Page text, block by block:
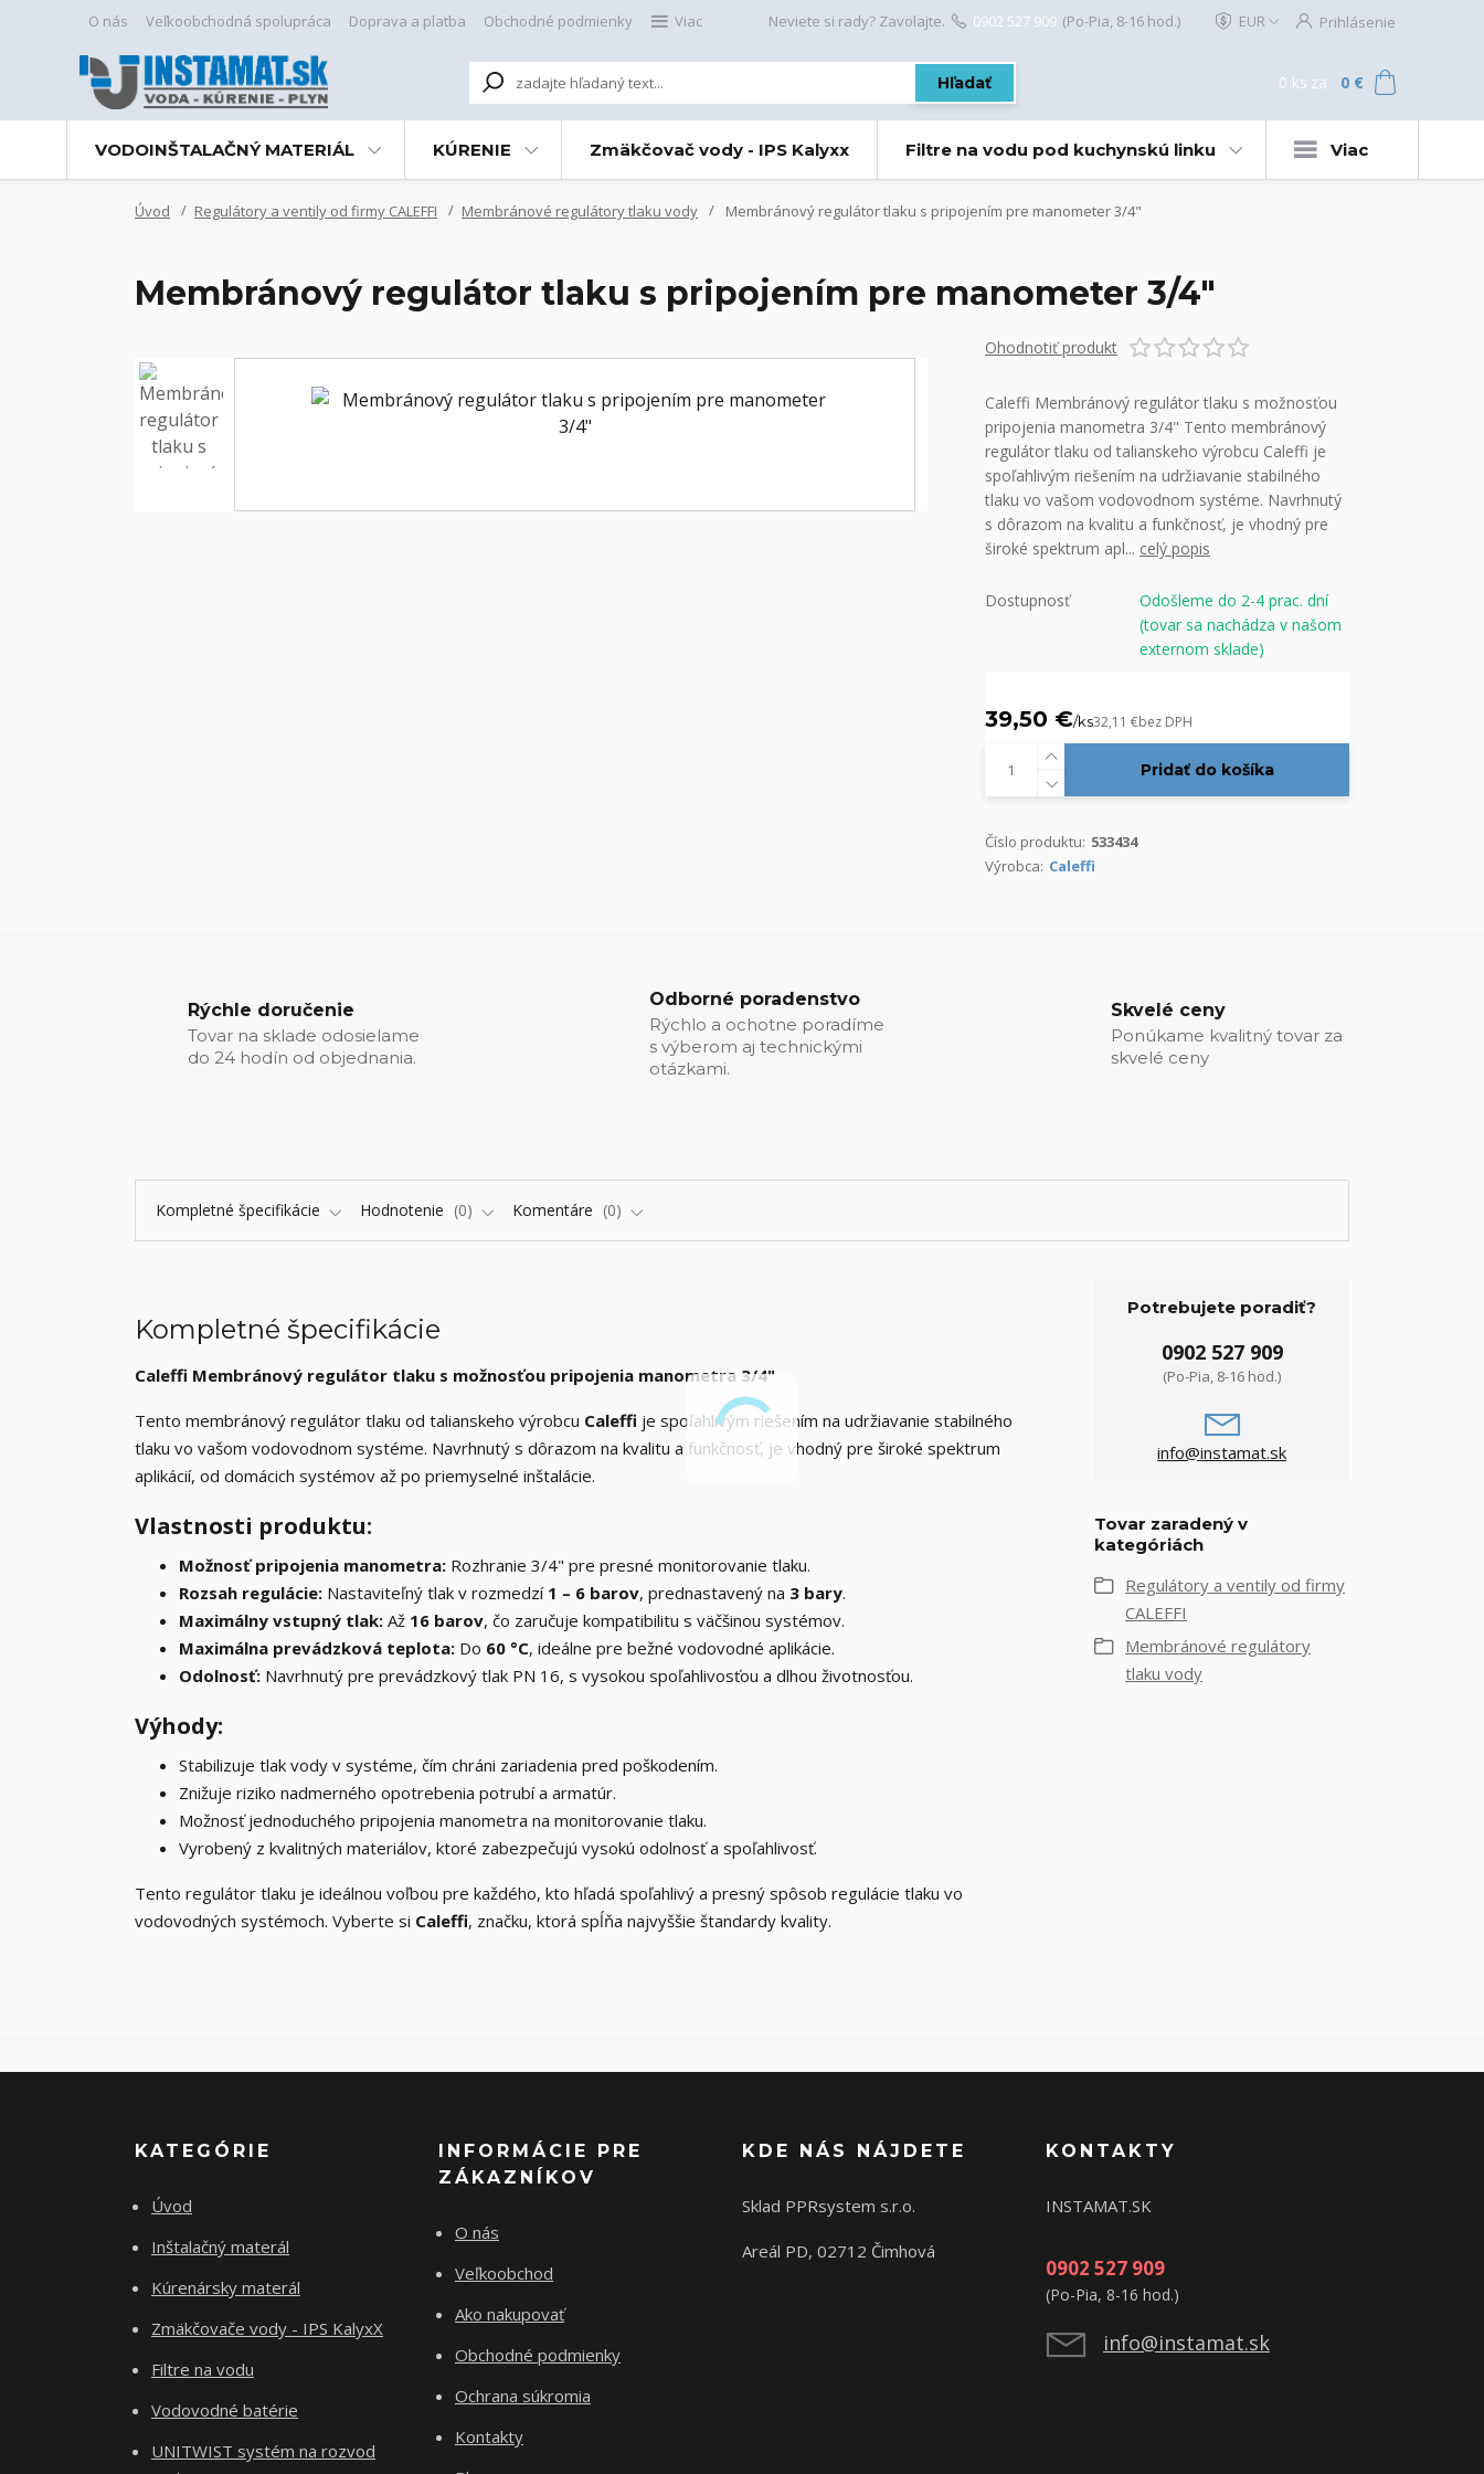
O nás Veľkoobchodná spolupráca Doprava a platba Obchodné podmienky Viac EUR Prihlásenie
Hľadať
Neviete si rady? Zavolajte. 0902 527 909 (Po-Pia, 8-16 hod.)
0 ks za 0 €
VODOINŠTALAČNÝ MATERIÁL KÚRENIE Zmäkčovač vody - IPS Kalyxx Filtre na vodu pod kuchynskú linku Viac
Úvod Regulátory a ventily od firmy CALEFFI Membránové regulátory tlaku vody Membránový regulátor tlaku s pripojením pre manometer 3/4"
Membránový regulátor tlaku s pripojením pre manometer 3/4"
Ohodnotiť produkt
Caleffi Membránový regulátor tlaku s možnosťou
pripojenia manometra 3/4" Tento membránový
regulátor tlaku od talianskeho výrobcu Caleffi je
spoľahlivým riešením na udržiavanie stabilného
tlaku vo vašom vodovodnom systéme. Navrhnutý
s dôrazom na kvalitu a funkčnosť, je vhodný pre
široké spektrum apl... celý popis
Dostupnosť
Odošleme do 2-4 prac. dní
(tovar sa nachádza v našom
externom sklade)
39,50 €/ks32,11 €bez DPH
Pridať do košíka
Číslo produktu: 533434
Výrobca: Caleffi
Rýchle doručenie
Tovar na sklade odosielame
do 24 hodín od objednania.
Odborné poradenstvo
Rýchlo a ochotne poradíme
s výberom aj technickými
otázkami.
Skvelé ceny
Ponúkame kvalitný tovar za
skvelé ceny
Kompletné špecifikácie Hodnotenie 0 Komentáre 0
Kompletné špecifikácie
Caleffi Membránový regulátor tlaku s možnosťou pripojenia manometra 3/4"
Tento membránový regulátor tlaku od talianskeho výrobcu Caleffi je spoľahlivým riešením na udržiavanie stabilného
tlaku vo vašom vodovodnom systéme. Navrhnutý s dôrazom na kvalitu a funkčnosť, je vhodný pre široké spektrum
aplikácií, od domácich systémov až po priemyselné inštalácie.
Vlastnosti produktu:
Možnosť pripojenia manometra: Rozhranie 3/4" pre presné monitorovanie tlaku.
Rozsah regulácie: Nastaviteľný tlak v rozmedzí 1 – 6 barov, prednastavený na 3 bary.
Maximálny vstupný tlak: Až 16 barov, čo zaručuje kompatibilitu s väčšinou systémov.
Maximálna prevádzková teplota: Do 60 °C, ideálne pre bežné vodovodné aplikácie.
Odolnosť: Navrhnutý pre prevádzkový tlak PN 16, s vysokou spoľahlivosťou a dlhou životnosťou.
Výhody:
Stabilizuje tlak vody v systéme, čím chráni zariadenia pred poškodením.
Znižuje riziko nadmerného opotrebenia potrubí a armatúr.
Možnosť jednoduchého pripojenia manometra na monitorovanie tlaku.
Vyrobený z kvalitných materiálov, ktoré zabezpečujú vysokú odolnosť a spoľahlivosť.
Tento regulátor tlaku je ideálnou voľbou pre každého, kto hľadá spoľahlivý a presný spôsob regulácie tlaku vo
vodovodných systémoch. Vyberte si Caleffi, značku, ktorá spĺňa najvyššie štandardy kvality.
Potrebujete poradiť?
0902 527 909
(Po-Pia, 8-16 hod.)
info@instamat.sk
Tovar zaradený v
kategóriách
Regulátory a ventily od firmy
CALEFFI
Membránové regulátory
tlaku vody
KATEGÓRIE
Úvod
Inštalačný materál
Kúrenársky materál
Zmäkčovače vody - IPS KalyxX
Filtre na vodu
Vodovodné batérie
UNITWIST systém na rozvod
INFORMÁCIE PRE
ZÁKAZNÍKOV
O nás
Veľkoobchod
Ako nakupovať
Obchodné podmienky
Ochrana súkromia
Kontakty
KDE NÁS NÁJDETE
Sklad PPRsystem s.r.o.
Areál PD, 02712 Čimhová
KONTAKTY
INSTAMAT.SK
0902 527 909
(Po-Pia, 8-16 hod.)
info@instamat.sk